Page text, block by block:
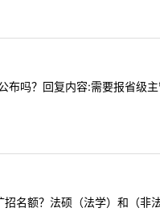
吗？回复内容:需要报省级主
名额？法硕（法学）和（非